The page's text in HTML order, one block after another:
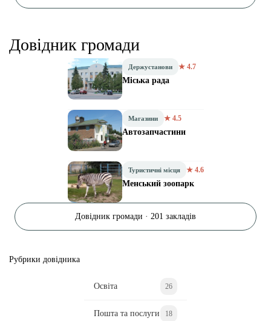
Довідник громади
Держустанови ★ 4.7
Міська рада
Магазини ★ 4.5
Автозапчастини
Туристичні місця ★ 4.6
Менський зоопарк
Довідник громади · 201 закладів
Рубрики довідника
Освіта 26
Пошта та послуги 18